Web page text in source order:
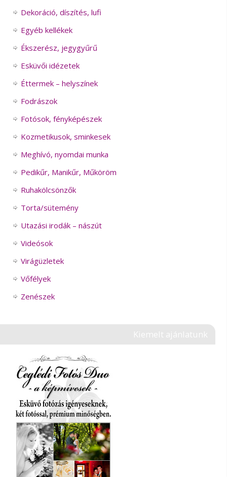
Dekoráció, díszítés, lufi
Egyéb kellékek
Ékszerész, jegygyűrű
Esküvői idézetek
Éttermek – helyszínek
Fodrászok
Fotósok, fényképészek
Kozmetikusok, sminkesek
Meghívó, nyomdai munka
Pedikűr, Manikűr, Műköröm
Ruhakölcsönzők
Torta/sütemény
Utazási irodák – nászút
Videósok
Virágüzletek
Vőfélyek
Zenészek
Kiemelt ajánlatunk